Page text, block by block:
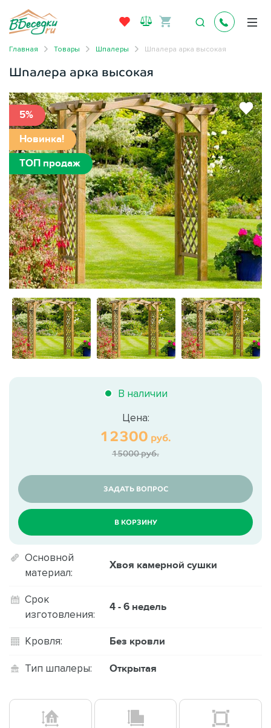
Главная Товары Шпалеры Шпалера арка высокая
Шпалера арка высокая
5%
Новинка!
ТОП продаж
В наличии
Цена:
12300 руб.
15000 руб.
ЗАДАТЬ ВОПРОС
В КОРЗИНУ
Основной
материал:
Хвоя камерной сушки
Срок
изготовления:
4 - 6 недель
Кровля: Без кровли
Тип шпалеры: Открытая